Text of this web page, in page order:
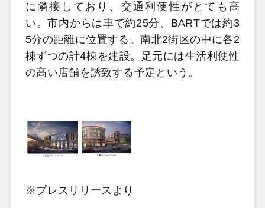
に隣接しており、交通利便性がとても高
い。市内からは車で約25分、BARTでは約3
5分の距離に位置する。南北2街区の中に各2
棟ずつの計4棟を建設。足元には生活利便性
の高い店舗を誘致する予定という。
※プレスリリースより